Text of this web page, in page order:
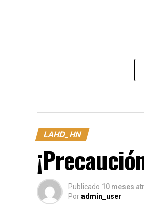
LAHD_HN
Publicado 10 meses
Poradmin_user